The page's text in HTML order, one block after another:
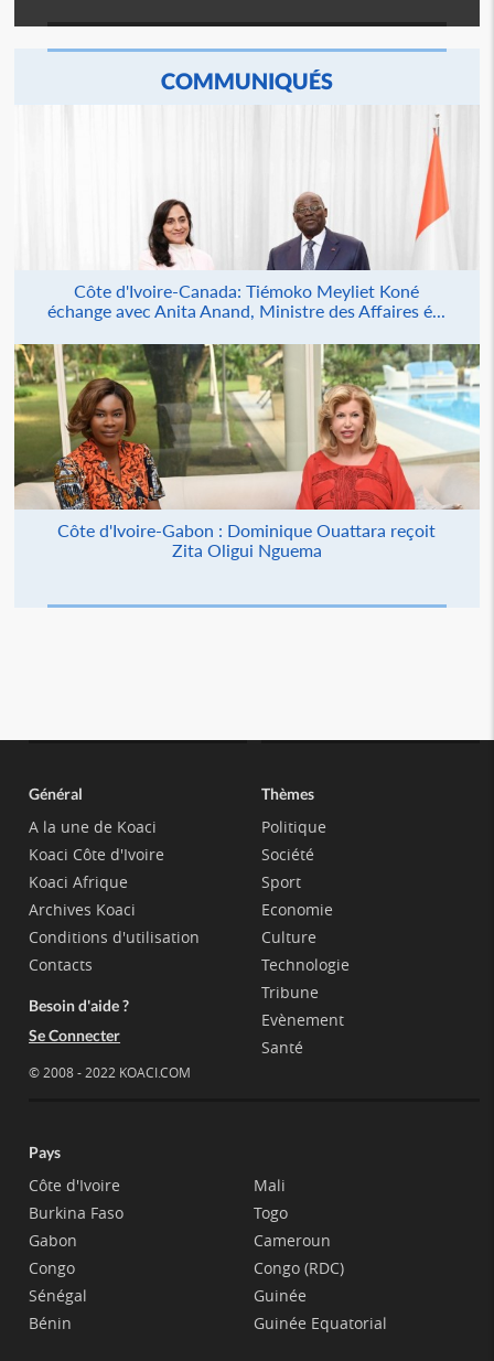
COMMUNIQUÉS
Côte d'Ivoire-Canada: Tiémoko Meyliet Koné
échange avec Anita Anand, Ministre des Affaires é...
Côte d'Ivoire-Gabon : Dominique Ouattara reçoit
Zita Oligui Nguema
Général
A la une de Koaci
Koaci Côte d'Ivoire
Koaci Afrique
Archives Koaci
Conditions d'utilisation
Contacts
Besoin d'aide ?
Se Connecter
© 2008 - 2022 KOACI.COM
Thèmes
Politique
Société
Sport
Economie
Culture
Technologie
Tribune
Evènement
Santé
Pays
Côte d'Ivoire
Burkina Faso
Gabon
Congo
Sénégal
Bénin
Mali
Togo
Cameroun
Congo (RDC)
Guinée
Guinée Equatorial